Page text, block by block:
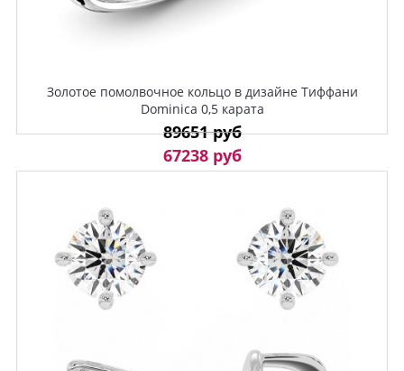
Золотое помолвочное кольцо в дизайне Тиффани
Dominica 0,5 карата
89651 руб
67238 руб